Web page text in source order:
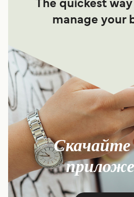
The quickest
manage your